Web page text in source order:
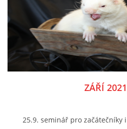
ZÁŘÍ 2021
25.9. seminář pro začátečníky